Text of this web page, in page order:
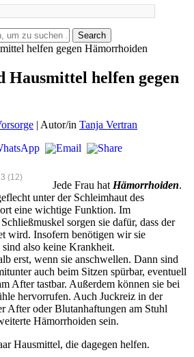
Hausmittel helfen gegen
| Autor/in Tanja Vertran
(12)
Jede Frau hat Hämorrhoiden.
unter der Schleimhaut des
eine wichtige Funktion. Im
sorgen sie dafür, dass der
wird. Insofern benötigen wir sie
also keine Krankheit.
erst, wenn sie anschwellen. Dann sind
auch beim Sitzen spürbar, eventuell
After tastbar. Außerdem können sie bei
hervorrufen. Auch Juckreiz in der
After oder Blutanhaftungen am Stuhl
Hämorrhoiden sein.
Hausmittel, die dagegen helfen.